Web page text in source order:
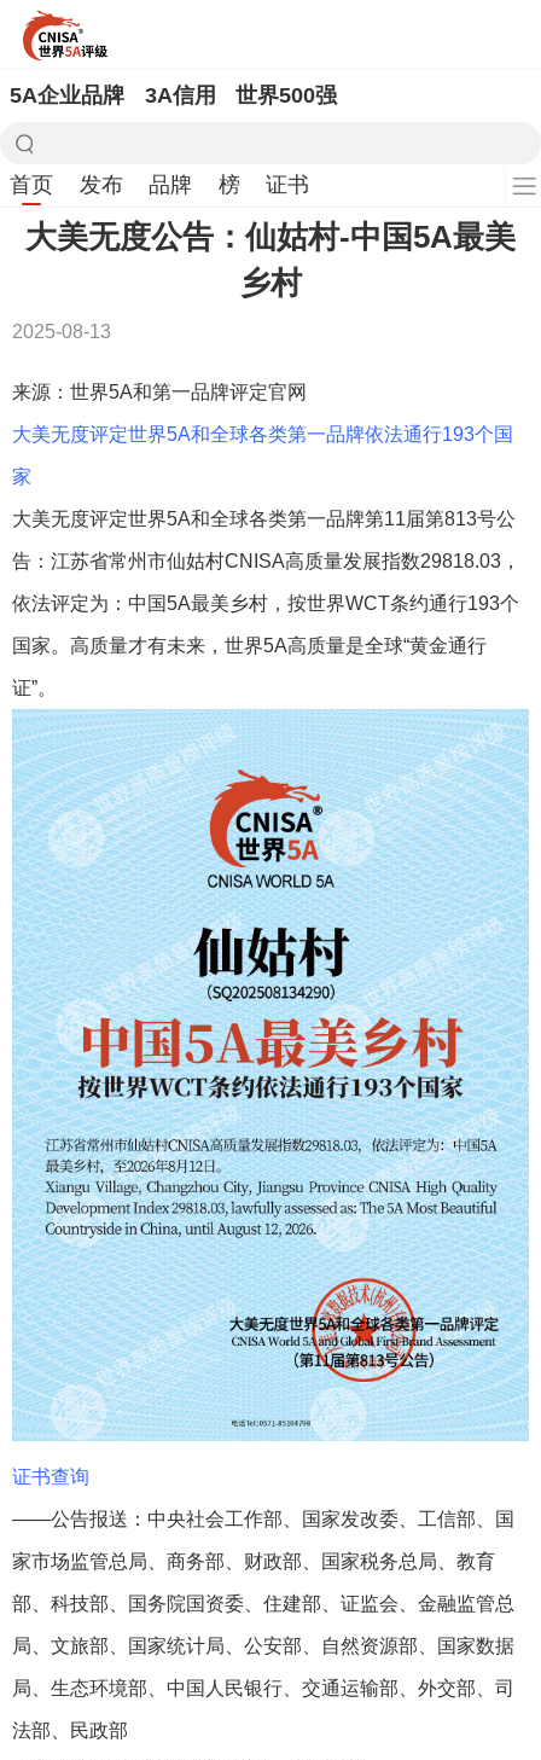
5A企业品牌 3A信用 世界500强
首页 发布 品牌 榜 证书
大美无度公告：仙姑村-中国5A最美
乡村
2025-08-13
来源：世界5A和第一品牌评定官网
大美无度评定世界5A和全球各类第一品牌依法通行193个国
家
大美无度评定世界5A和全球各类第一品牌第11届第813号公
告：江苏省常州市仙姑村CNISA高质量发展指数29818.03，
依法评定为：中国5A最美乡村，按世界WCT条约通行193个
国家。高质量才有未来，世界5A高质量是全球“黄金通行
证”。
证书查询
——公告报送：中央社会工作部、国家发改委、工信部、国
家市场监管总局、商务部、财政部、国家税务总局、教育
部、科技部、国务院国资委、住建部、证监会、金融监管总
局、文旅部、国家统计局、公安部、自然资源部、国家数据
局、生态环境部、中国人民银行、交通运输部、外交部、司
法部、民政部